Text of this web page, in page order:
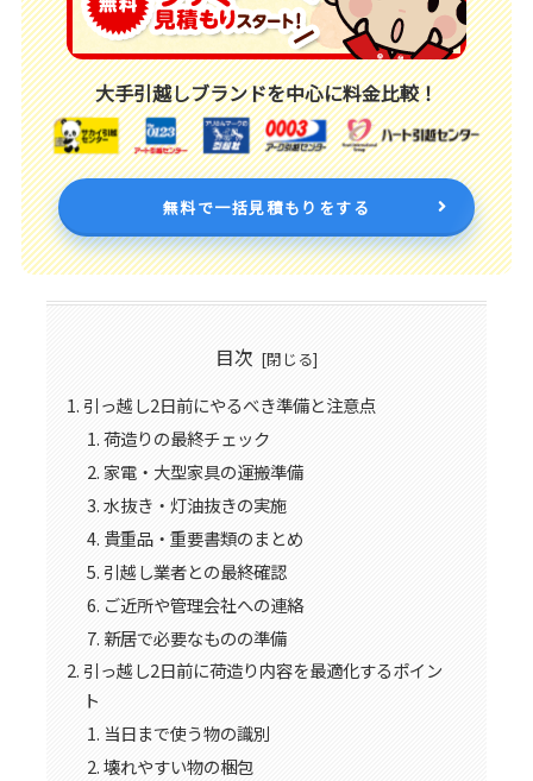
大手引越しブランドを中心に料金比較！
無料で一括見積もりをする
目次
引っ越し2日前にやるべき準備と注意点
荷造りの最終チェック
家電・大型家具の運搬準備
水抜き・灯油抜きの実施
貴重品・重要書類のまとめ
引越し業者との最終確認
ご近所や管理会社への連絡
新居で必要なものの準備
引っ越し2日前に荷造り内容を最適化するポイン
ト
当日まで使う物の識別
壊れやすい物の梱包